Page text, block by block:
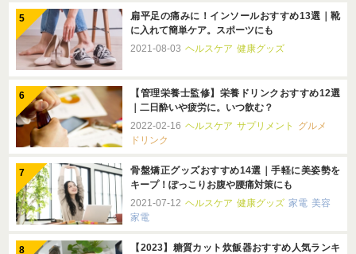
扁平足の痛みに！インソールおすすめ13選｜靴
に入れて簡単ケア。スポーツにも
2021-08-03 ヘルスケア 健康グッズ
【管理栄養士監修】栄養ドリンクおすすめ12選
｜二日酔いや疲労に。いつ飲む？
2022-02-16 ヘルスケア サプリメント
グルメ
ドリンク
骨盤矯正グッズおすすめ14選｜手軽に美姿勢を
キープ！ぽっこりお腹や腰痛対策にも
2021-07-12 ヘルスケア 健康グッズ 家電 美容
家電
【2023】糖質カット炊飯器おすすめ人気ランキ